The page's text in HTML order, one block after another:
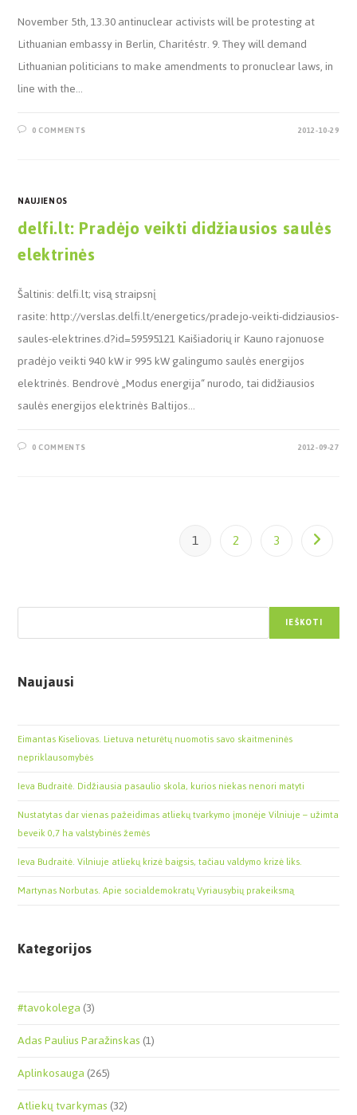
November 5th, 13.30 antinuclear activists will be protesting at
Lithuanian embassy in Berlin, Charitéstr. 9. They will demand
Lithuanian politicians to make amendments to pronuclear laws, in
line with the…
0 COMMENTS 2012-10-29
NAUJIENOS
delfi.lt: Pradėjo veikti didžiausios saulės
elektrinės
Šaltinis: delfi.lt; visą straipsnį
rasite: http://verslas.delfi.lt/energetics/pradejo-veikti-didziausios-
saules-elektrines.d?id=59595121 Kaišiadorių ir Kauno rajonuose
pradėjo veikti 940 kW ir 995 kW galingumo saulės energijos
elektrinės. Bendrovė „Modus energija“ nurodo, tai didžiausios
saulės energijos elektrinės Baltijos…
0 COMMENTS 2012-09-27
1 2 3
IEŠKOTI
Naujausi
Eimantas Kiseliovas. Lietuva neturėtų nuomotis savo skaitmeninės
nepriklausomybės
Ieva Budraitė. Didžiausia pasaulio skola, kurios niekas nenori matyti
Nustatytas dar vienas pažeidimas atliekų tvarkymo įmonėje Vilniuje – užimta
beveik 0,7 ha valstybinės žemės
Ieva Budraitė. Vilniuje atliekų krizė baigsis, tačiau valdymo krizė liks.
Martynas Norbutas. Apie socialdemokratų Vyriausybių prakeiksmą
Kategorijos
#tavokolega(3)
Adas Paulius Paražinskas(1)
Aplinkosauga(265)
Atliekų tvarkymas(32)